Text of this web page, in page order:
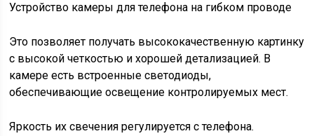
Устройство камеры для телефона на гибком проводе
Это позволяет получать высококачественную картинку
с высокой четкостью и хорошей детализацией. В
камере есть встроенные светодиоды,
обеспечивающие освещение контролируемых мест.
Яркость их свечения регулируется с телефона.